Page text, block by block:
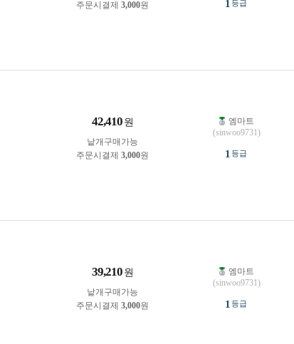
주문시결제 3,000원 1 등급
42,410 원
낱개구매가능
주문시결제 3,000원
엠마트
(sinwoo9731)
1 등급
39,210 원
낱개구매가능
주문시결제 3,000원
엠마트
(sinwoo9731)
1 등급